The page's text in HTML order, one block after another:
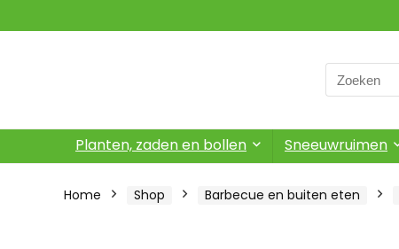
Search
for:
Planten, zaden en bollen Sneeuwruimen
Home Shop Barbecue en buiten eten